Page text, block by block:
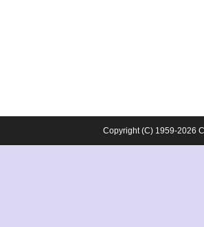
Copyright (C) 1959-2026